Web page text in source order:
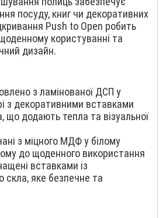
посуду, книг чи декоративних
Push to Open робить
користуванні та
дизайн.
з ламінованої ДСП у
з декоративними вставками
що додають тепла та візуальної
з міцного МДФ у білому
до щоденного використання
вставками із
скла, яке безпечне та